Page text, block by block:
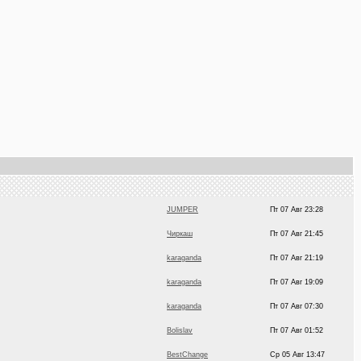
Чиркаш Пт 07 Авг 21:45
karaganda Пт 07 Авг 21:19
karaganda Пт 07 Авг 19:09
karaganda Пт 07 Авг 07:30
Bolislav Пт 07 Авг 01:52
BestChange Ср 05 Авг 13:47
DEMON Ср 05 Авг 05:55